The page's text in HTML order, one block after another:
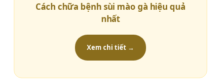
Cách chữa bệnh sùi mào gà hiệu quả
nhất
Xem chi tiết →